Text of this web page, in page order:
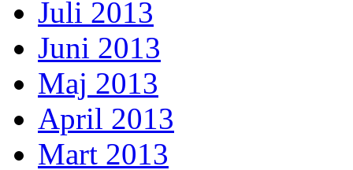
Juli 2013
Juni 2013
Maj 2013
April 2013
Mart 2013